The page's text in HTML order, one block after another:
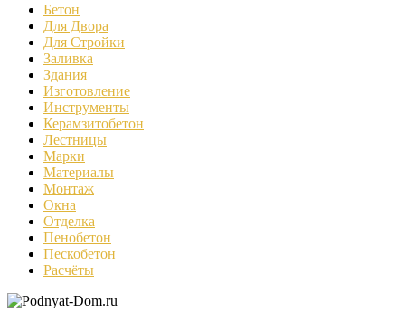
Бетон
Для Двора
Для Стройки
Заливка
Здания
Изготовление
Инструменты
Керамзитобетон
Лестницы
Марки
Материалы
Монтаж
Окна
Отделка
Пенобетон
Пескобетон
Расчёты